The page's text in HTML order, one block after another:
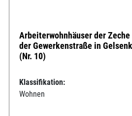
Arbeiterwohnhäuser der
der Gewerkenstraße in
(Nr. 10)
Klassifikation:
Wohnen